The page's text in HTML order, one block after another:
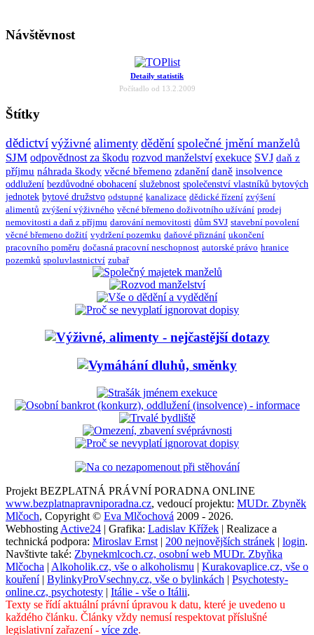
Návštěvnost
Detaily statistik
Počítadlo od 13.2.2009
Štítky
dědictví výživné alimenty dědění společné jmění manželů
SJM odpovědnost za škodu rozvod manželství exekuce SVJ daň z
příjmu náhrada škody věcné břemeno zdanění daně insolvence
oddlužení bezdůvodné obohacení služebnost společenství vlastníků bytových
jednotek bytové družstvo odstupné kanalizace dědické řízení zvýšení
alimentů zvýšení výživného věcné břemeno doživotního užívání prodej
nemovitosti a daň z příjmu darování nemovitosti dům SVJ stavební povolení
věcné břemeno dožití vydržení pozemku daňové přiznání ukončení
pracovního poměru dočasná pracovní neschopnost autorské právo hranice
pozemků spoluvlastnictví zubař
Projekt BEZPLATNÁ PRÁVNÍ PORADNA ONLINE
www.bezplatnapravniporadna.cz, vedoucí projektu: MUDr. Zbyněk
Mlčoch, Copyright © Eva Mlčochová 2009 - 2026.
Webhosting Active24 | Grafika: Ladislav Křížek | Realizace a
technická podpora: Miroslav Ernst | 200 nejnovějších stránek | login.
Navštivte také: Zbynekmlcoch.cz, osobní web MUDr. Zbyňka
Mlčocha | Alkoholik.cz, vše o alkoholismu | Kurakovaplice.cz, vše o
kouření| BylinkyProVsechny.cz, vše o bylinkách | Psychotesty-
online.cz, psychotesty | Itálie - vše o Itálii.
Texty se řídí aktuální právní úpravou k datu, které je uvedeno u
každého článku. Články vždy nemusí respektovat příslušné
legislativní zařazení - více zde.